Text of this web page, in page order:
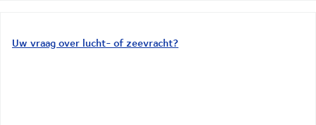
Uw vraag over lucht- of zeevracht?